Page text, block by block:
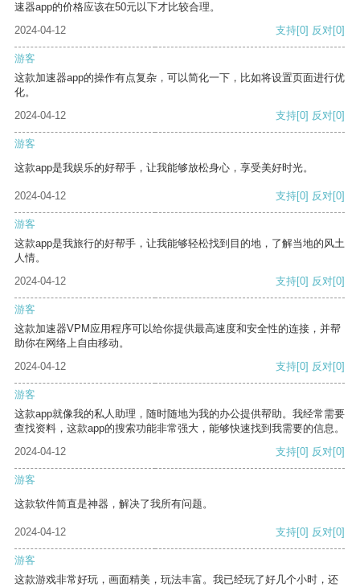
速器app的价格应该在50元以下才比较合理。
2024-04-12
支持[0] 反对[0]
游客
这款加速器app的操作有点复杂，可以简化一下，比如将设置页面进行优
化。
2024-04-12
支持[0] 反对[0]
游客
这款app是我娱乐的好帮手，让我能够放松身心，享受美好时光。
2024-04-12 支持[0] 反对[0]
游客
这款app是我旅行的好帮手，让我能够轻松找到目的地，了解当地的风土
人情。
2024-04-12
支持[0] 反对[0]
游客
这款加速器VPM应用程序可以给你提供最高速度和安全性的连接，并帮
助你在网络上自由移动。
2024-04-12
支持[0] 反对[0]
游客
这款app就像我的私人助理，随时随地为我的办公提供帮助。我经常需要
查找资料，这款app的搜索功能非常强大，能够快速找到我需要的信息。
2024-04-12
支持[0] 反对[0]
游客
这款软件简直是神器，解决了我所有问题。
2024-04-12 支持[0] 反对[0]
游客
这款游戏非常好玩，画面精美，玩法丰富。我已经玩了好几个小时，还